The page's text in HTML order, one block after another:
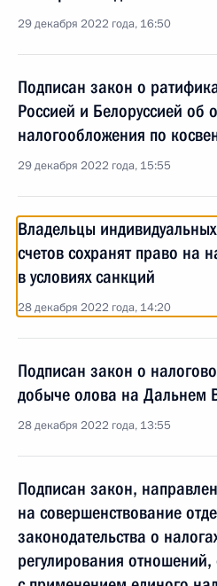
29 декабря 2022 года, 16:50
Подписан закон о
Россией и Белоруссией об
налогообложения по
29 декабря 2022 года, 15:55
Владельцы
счетов сохранят право на
в условиях санкций
28 декабря 2022 года, 14:20
Подписан закон о
добыче олова на Дальнем
28 декабря 2022 года, 13:55
Подписан закон,
на совершенствование
законодательства о
регулирования отношений,